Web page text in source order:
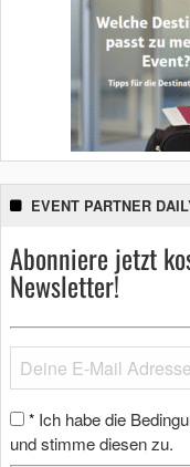
EVENT PARTNER
Abonniere jetzt
Newsletter!
* Ich habe die
und stimme diesen zu.